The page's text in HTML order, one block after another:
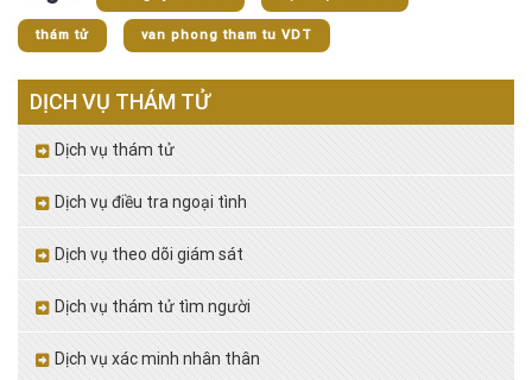
thám tử van phong tham tu VDT
DỊCH VỤ THÁM TỬ
Dịch vụ thám tử
Dịch vụ điều tra ngoại tình
Dịch vụ theo dõi giám sát
Dịch vụ thám tử tìm người
Dịch vụ xác minh nhân thân